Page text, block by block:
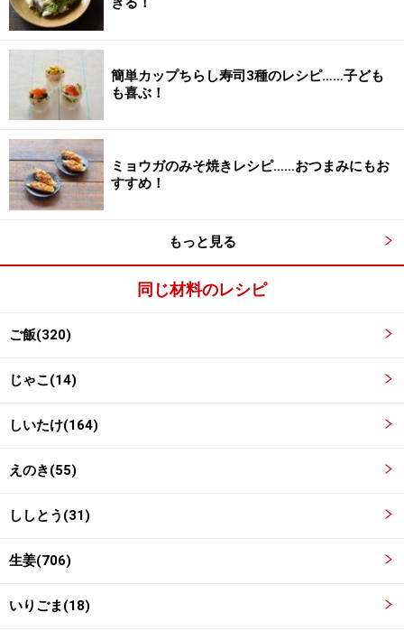
2
チャーハンの材料の切り方
椎茸は4～5ｍｍ幅の薄切り、えのきは2ｃｍ幅、甘長と
うがらしは斜め切りにします。
3
鍋を熱してからはじめに生姜を炒める
がしっかり熱くなったころに生姜のみじん切りを加えま
簡単カップちらし寿司3種のレシピ……子ども
も喜ぶ！
ミョウガのみそ焼きレシピ……おつまみにもお
すすめ！
もっと見る
同じ材料のレシピ
ご飯(320)
じゃこ(14)
しいたけ(164)
えのき(55)
ししとう(31)
生姜(706)
いりごま(18)